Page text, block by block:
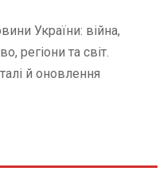
України: війна,
регіони та світ.
й оновлення